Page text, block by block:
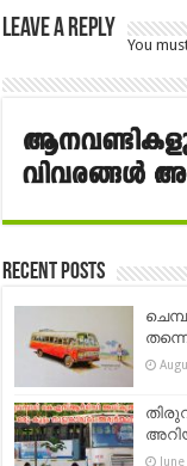
Leave a Reply
You
Recent Posts